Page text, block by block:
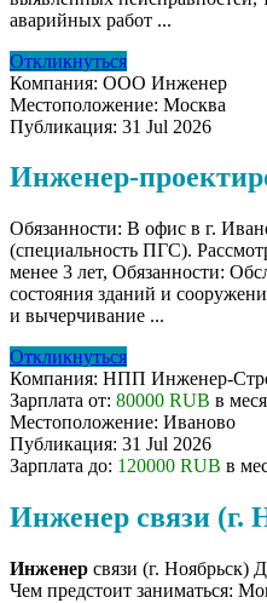
аварийных работ ...
Откликнуться
Компания: ООО Инженер
Местоположение: Москва
Публикация: 31 Jul 2026
Инженер-
Обязанности: B офис в г.
(специальность ПГС).
менее 3 лет, Oбязанноcти:
состояния зданий и
и вычерчивание ...
Откликнуться
Компания: НПП Инженер-
Зарплата от: 80000 RUB в
Местоположение: Иваново
Публикация: 31 Jul 2026
Зарплата до: 120000 RUB в
Инженер связи (г.
Инженер связи (г. Ноябрьск)
Чем предстоит заниматься: